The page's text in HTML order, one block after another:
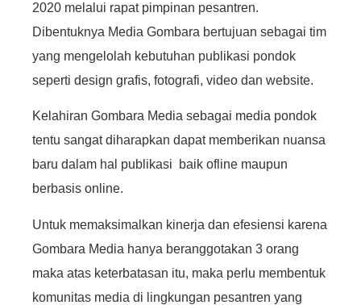
2020 melalui rapat pimpinan pesantren.
Dibentuknya Media Gombara bertujuan sebagai tim
yang mengelolah kebutuhan publikasi pondok
seperti design grafis, fotografi, video dan website.
Kelahiran Gombara Media sebagai media pondok
tentu sangat diharapkan dapat memberikan nuansa
baru dalam hal publikasi baik ofline maupun
berbasis online.
Untuk memaksimalkan kinerja dan efesiensi karena
Gombara Media hanya beranggotakan 3 orang
maka atas keterbatasan itu, maka perlu membentuk
komunitas media di lingkungan pesantren yang